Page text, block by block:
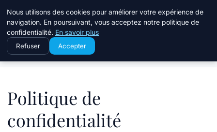
Travail Saisonnier
Accueil Politique de confidentialité
Politique de
confidentialité
Nous utilisons des cookies pour améliorer votre expérience de
navigation. En poursuivant, vous acceptez notre politique de
confidentialité. En savoir plus
Refuser Accepter